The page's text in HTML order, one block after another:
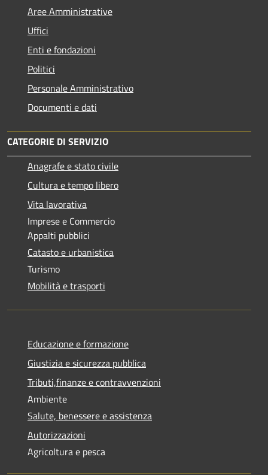
Aree Amministrative
Uffici
Enti e fondazioni
Politici
Personale Amministrativo
Documenti e dati
CATEGORIE DI SERVIZIO
Anagrafe e stato civile
Cultura e tempo libero
Vita lavorativa
Imprese e Commercio
Appalti pubblici
Catasto e urbanistica
Turismo
Mobilità e trasporti
Educazione e formazione
Giustizia e sicurezza pubblica
Tributi,finanze e contravvenzioni
Ambiente
Salute, benessere e assistenza
Autorizzazioni
Agricoltura e pesca